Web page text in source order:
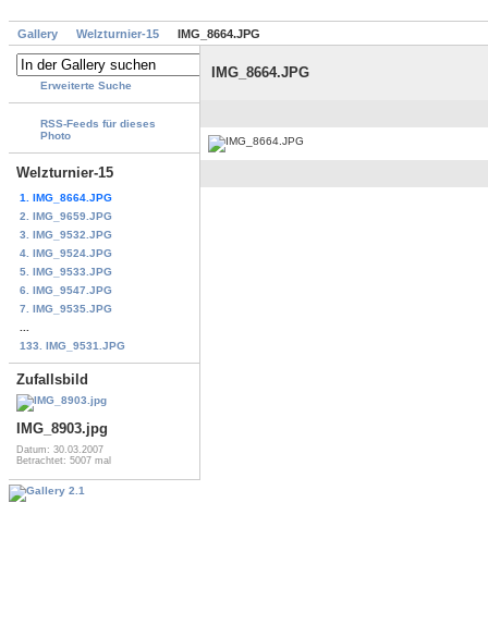
Gallery Welzturnier-15 IMG_8664.JPG
Erweiterte Suche
RSS-Feeds für dieses
Photo
Welzturnier-15
1. IMG_8664.JPG
2. IMG_9659.JPG
3. IMG_9532.JPG
4. IMG_9524.JPG
5. IMG_9533.JPG
6. IMG_9547.JPG
7. IMG_9535.JPG
133. IMG_9531.JPG
Zufallsbild
IMG_8903.jpg
Datum: 30.03.2007
Betrachtet: 5007 mal
IMG_8664.JPG